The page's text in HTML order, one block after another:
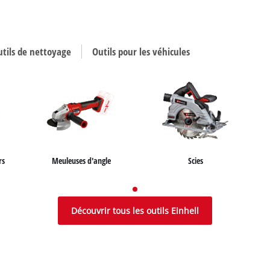
de nettoyage Outils pour les véhicules
Meuleuses d'angle Scies
Compresseurs Tourets à meuler
Nettoyeurs de surfaces
Polisseuses Chargeurs de batteries
Découvrir tous les outils Einhell